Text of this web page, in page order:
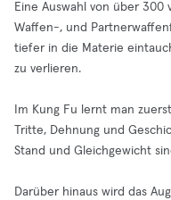
Eine Auswahl von über 300
Waffen-, und
tiefer in die Materie
zu verlieren.
Im Kung Fu lernt man
Tritte, Dehnung und
Stand und Gleichgewicht
Darüber hinaus wird das